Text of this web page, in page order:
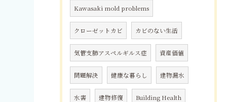
Kawasaki mold problems
クローゼットカビ カビのない生活
気管支肺アスペルギルス症 資産価値
問題解決 健康な暮らし 建物漏水
水害 建物修復 Building Health